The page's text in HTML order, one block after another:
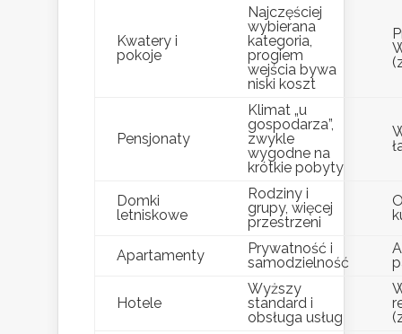
Kwatery i
pokoje
Najczęściej
wybierana
kategoria,
progiem
wejścia bywa
niski koszt
Pensjonaty
Klimat „u
gospodarza”,
zwykle
wygodne na
krótkie pobyty
Domki
letniskowe
Rodziny i
grupy, więcej
przestrzeni
Apartamenty
Prywatność i
samodzielność
Hotele
Wyższy
standard i
obsługa usług